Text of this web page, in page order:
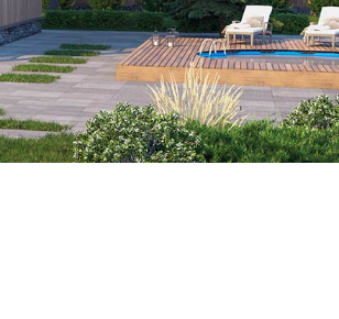
обработку персональных данных
Я соглашаюсь наполучение
информационных сообщений
ОТПРАВИТЬ